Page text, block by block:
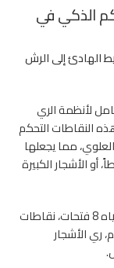
– التحكم الذكي في
الهادئ إلى الرش
والمتكامل لأنظمة الري
النقاطات التحكم
مما يجعلها
أو الأشجار الكبيرة
نقاط ري قابل للضبط، رشاش مياه 8 فتحات، نقاطات
مستلزمات ري الحدائق، نقاطات 16 مم، ري الأشجار